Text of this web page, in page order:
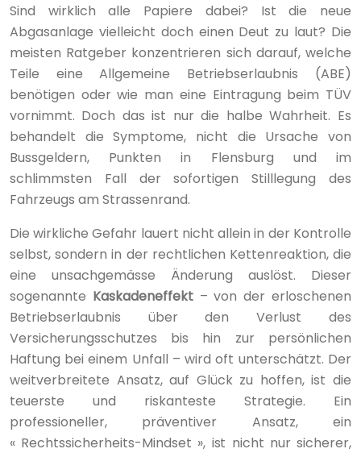
Sind wirklich alle Papiere dabei? Ist die neue
Abgasanlage vielleicht doch einen Deut zu laut? Die
meisten Ratgeber konzentrieren sich darauf, welche
Teile eine Allgemeine Betriebserlaubnis (ABE)
benötigen oder wie man eine Eintragung beim TÜV
vornimmt. Doch das ist nur die halbe Wahrheit. Es
behandelt die Symptome, nicht die Ursache von
Bussgeldern, Punkten in Flensburg und im
schlimmsten Fall der sofortigen Stilllegung des
Fahrzeugs am Strassenrand.
Die wirkliche Gefahr lauert nicht allein in der Kontrolle
selbst, sondern in der rechtlichen Kettenreaktion, die
eine unsachgemässe Änderung auslöst. Dieser
sogenannte Kaskadeneffekt– von der erloschenen
Betriebserlaubnis über den Verlust des
Versicherungsschutzes bis hin zur persönlichen
Haftung bei einem Unfall – wird oft unterschätzt. Der
weitverbreitete Ansatz, auf Glück zu hoffen, ist die
teuerste und riskanteste Strategie. Ein
professioneller, präventiver Ansatz, ein
« Rechtssicherheits-Mindset », ist nicht nur sicherer,